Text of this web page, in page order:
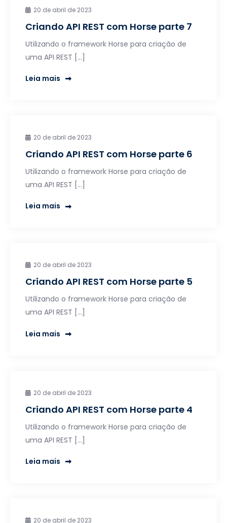
20 de abril de 2023
Criando API REST com Horse parte 7
Utilizando o framework Horse para criação de
uma API REST […]
Leia mais
20 de abril de 2023
Criando API REST com Horse parte 6
Utilizando o framework Horse para criação de
uma API REST […]
Leia mais
20 de abril de 2023
Criando API REST com Horse parte 5
Utilizando o framework Horse para criação de
uma API REST […]
Leia mais
20 de abril de 2023
Criando API REST com Horse parte 4
Utilizando o framework Horse para criação de
uma API REST […]
Leia mais
20 de abril de 2023